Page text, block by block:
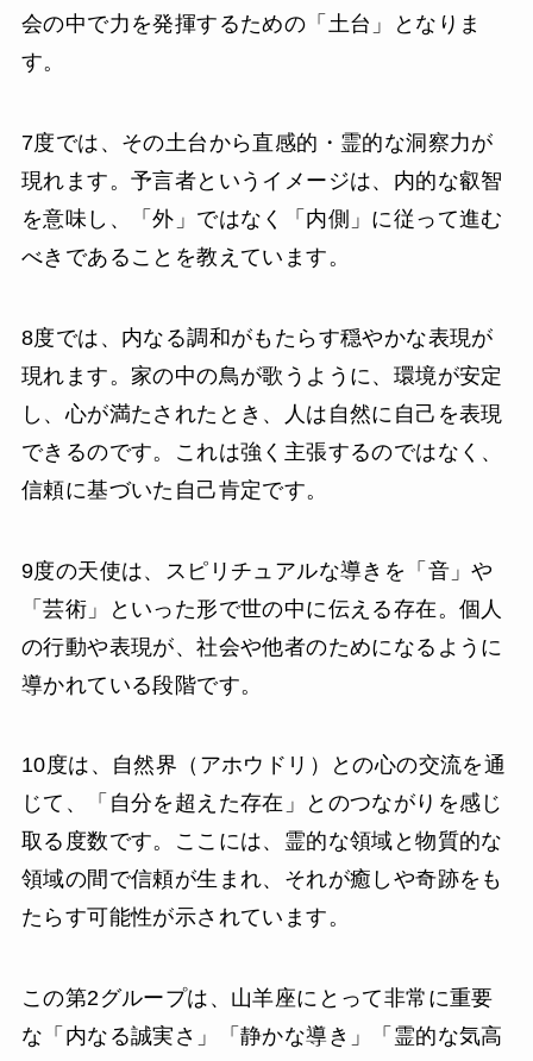
会の中で力を発揮するための「土台」となりま
す。
7度では、その土台から直感的・霊的な洞察力が
現れます。予言者というイメージは、内的な叡智
を意味し、「外」ではなく「内側」に従って進む
べきであることを教えています。
8度では、内なる調和がもたらす穏やかな表現が
現れます。家の中の鳥が歌うように、環境が安定
し、心が満たされたとき、人は自然に自己を表現
できるのです。これは強く主張するのではなく、
信頼に基づいた自己肯定です。
9度の天使は、スピリチュアルな導きを「音」や
「芸術」といった形で世の中に伝える存在。個人
の行動や表現が、社会や他者のためになるように
導かれている段階です。
10度は、自然界（アホウドリ）との心の交流を通
じて、「自分を超えた存在」とのつながりを感じ
取る度数です。ここには、霊的な領域と物質的な
領域の間で信頼が生まれ、それが癒しや奇跡をも
たらす可能性が示されています。
この第2グループは、山羊座にとって非常に重要
な「内なる誠実さ」「静かな導き」「霊的な気高